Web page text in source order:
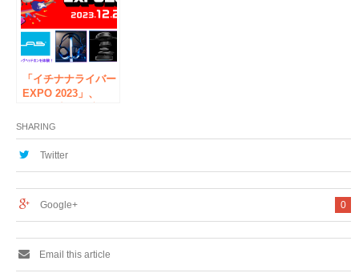
秋葉原で開催決定！
「イチナナライバー
EXPO 2023」、
のゲーミングヘッド
ホンなど展示・販
売！
SHARING
Twitter
0
Google+
Email this article